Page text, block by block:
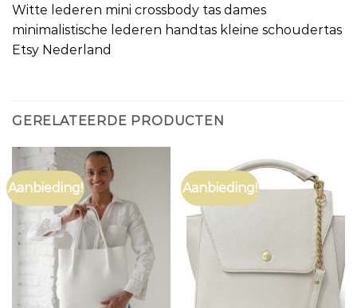
Witte lederen mini crossbody tas dames
minimalistische lederen handtas kleine schoudertas
Etsy Nederland
GERELATEERDE PRODUCTEN
Aanbieding! Aanbieding!